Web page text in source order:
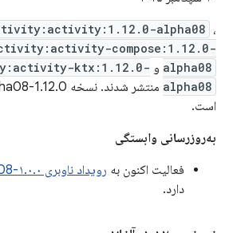
alpha08 ،
compose:1.12.0-
alpha08 و ktx:1.12.0-
alpha08 منتشر شدند. نسخه 1.12.0-alpha08 شامل
است.
به‌روزرسانی وابستگی
فعالیت اکنون به رویداد ناوبری ۱.۰.۰-alpha08
دارد.